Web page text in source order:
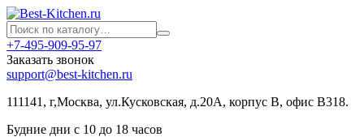
+7-495-909-95-97
Заказать звонок
support@best-kitchen.ru
111141, г,Москва, ул.Кусковская, д.20А, корпус В, офис В318.
Будние дни с 10 до 18 часов